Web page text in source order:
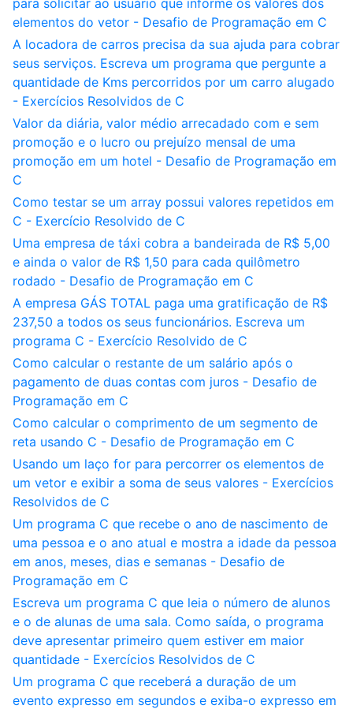
para solicitar ao usuário que informe os valores dos
elementos do vetor - Desafio de Programação em C
A locadora de carros precisa da sua ajuda para cobrar
seus serviços. Escreva um programa que pergunte a
quantidade de Kms percorridos por um carro alugado
- Exercícios Resolvidos de C
Valor da diária, valor médio arrecadado com e sem
promoção e o lucro ou prejuízo mensal de uma
promoção em um hotel - Desafio de Programação em
C
Como testar se um array possui valores repetidos em
C - Exercício Resolvido de C
Uma empresa de táxi cobra a bandeirada de R$ 5,00
e ainda o valor de R$ 1,50 para cada quilômetro
rodado - Desafio de Programação em C
A empresa GÁS TOTAL paga uma gratificação de R$
237,50 a todos os seus funcionários. Escreva um
programa C - Exercício Resolvido de C
Como calcular o restante de um salário após o
pagamento de duas contas com juros - Desafio de
Programação em C
Como calcular o comprimento de um segmento de
reta usando C - Desafio de Programação em C
Usando um laço for para percorrer os elementos de
um vetor e exibir a soma de seus valores - Exercícios
Resolvidos de C
Um programa C que recebe o ano de nascimento de
uma pessoa e o ano atual e mostra a idade da pessoa
em anos, meses, dias e semanas - Desafio de
Programação em C
Escreva um programa C que leia o número de alunos
e o de alunas de uma sala. Como saída, o programa
deve apresentar primeiro quem estiver em maior
quantidade - Exercícios Resolvidos de C
Um programa C que receberá a duração de um
evento expresso em segundos e exiba-o expresso em